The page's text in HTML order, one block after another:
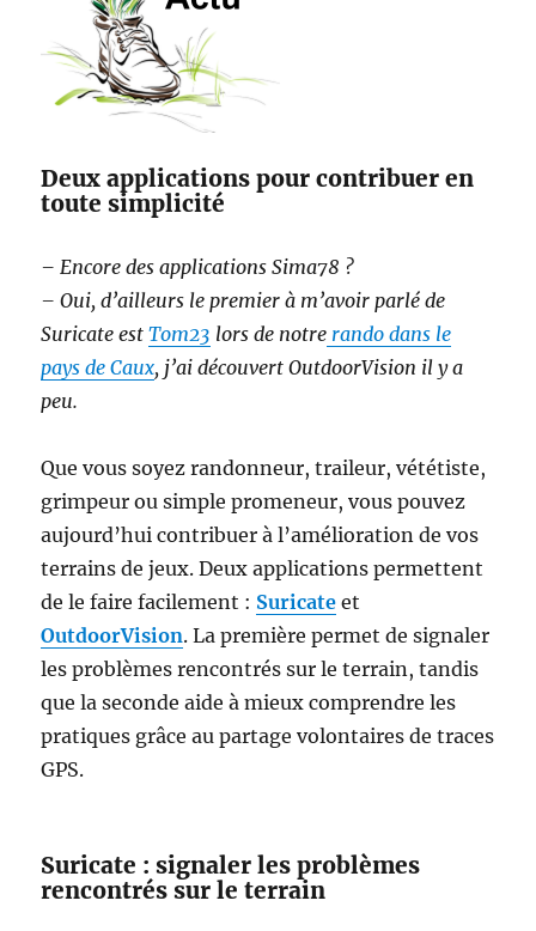
Deux applications pour contribuer en
toute simplicité
– Encore des applications Sima78 ?
– Oui, d’ailleurs le premier à m’avoir parlé de
Suricate estTom23 lors de notre rando dans le
pays de Caux, j’ai découvert OutdoorVision il y a
peu.
Que vous soyez randonneur, traileur, vététiste,
grimpeur ou simple promeneur, vous pouvez
aujourd’hui contribuer à l’amélioration de vos
terrains de jeux. Deux applications permettent
de le faire facilement : Suricate et
OutdoorVision. La première permet de signaler
les problèmes rencontrés sur le terrain, tandis
que la seconde aide à mieux comprendre les
pratiques grâce au partage volontaires de traces
GPS.
Suricate : signaler les problèmes
rencontrés sur le terrain